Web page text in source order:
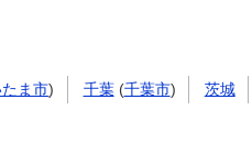
ま市) 千葉(千葉市)
茨城